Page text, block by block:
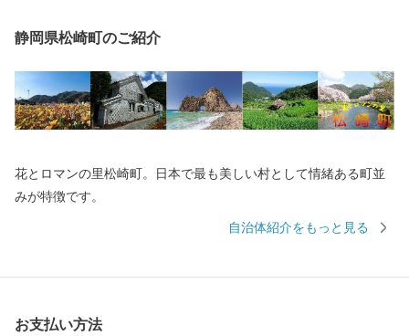
静岡県松崎町のご紹介
花とロマンの里松崎町。日本で最も美しい村として情緒ある町並
みが特徴です。
自治体紹介をもっと見る
お支払い方法